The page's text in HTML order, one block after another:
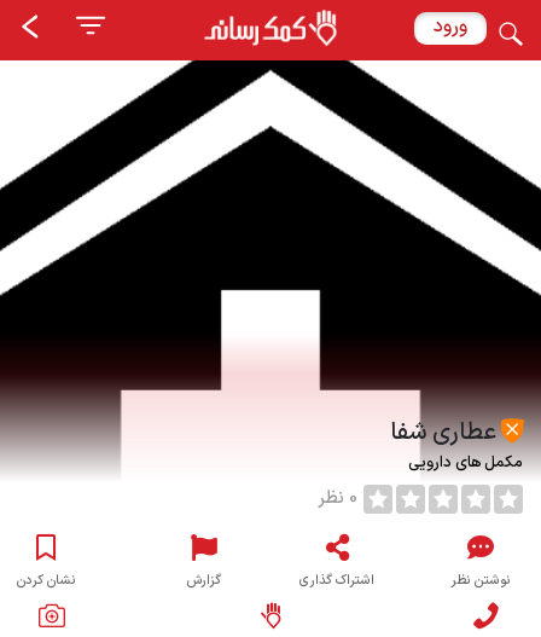
ورود
عطاری شفا
مکمل های دارویی
0 نظر
نوشتن نظر اشتراک گذاری گزارش نشان کردن